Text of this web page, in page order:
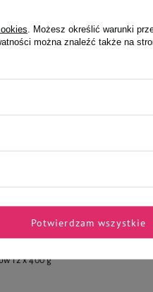
12 x 400 g
. Możesz określić warunki
można znaleźć także na
Potwierdzam wszystkie